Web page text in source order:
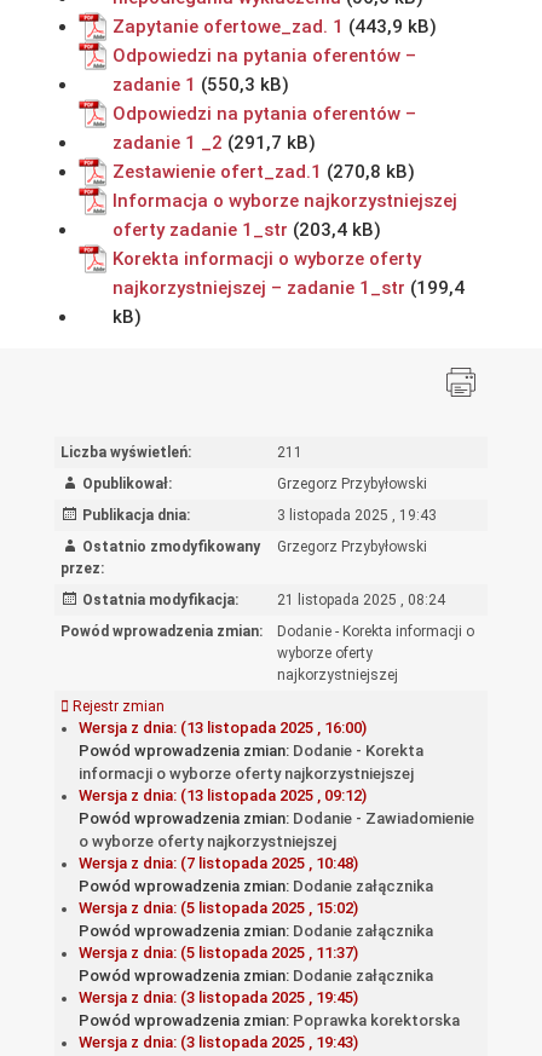
Zapytanie ofertowe_zad. 1
Odpowiedzi na pytania oferentów –
zadanie 1
Odpowiedzi na pytania oferentów –
zadanie 1 _2
Zestawienie ofert_zad.1
Informacja o wyborze najkorzystniejszej
oferty zadanie 1_str
Korekta informacji o wyborze oferty
najkorzystniejszej – zadanie 1_str
Liczba wyświetleń:
211
Opublikował:
Grzegorz Przybyłowski
Publikacja dnia:
3 listopada 2025 , 19:43
Ostatnio zmodyfikowany
przez:
Grzegorz Przybyłowski
Ostatnia modyfikacja:
21 listopada 2025 , 08:24
Powód wprowadzenia zmian:
Dodanie - Korekta informacji o
wyborze oferty
najkorzystniejszej
Rejestr zmian
Wersja z dnia: (13 listopada 2025 , 16:00)
Powód wprowadzenia zmian: Dodanie - Korekta
informacji o wyborze oferty najkorzystniejszej
Wersja z dnia: (13 listopada 2025 , 09:12)
Powód wprowadzenia zmian: Dodanie - Zawiadomienie
o wyborze oferty najkorzystniejszej
Wersja z dnia: (7 listopada 2025 , 10:48)
Powód wprowadzenia zmian: Dodanie załącznika
Wersja z dnia: (5 listopada 2025 , 15:02)
Powód wprowadzenia zmian: Dodanie załącznika
Wersja z dnia: (5 listopada 2025 , 11:37)
Powód wprowadzenia zmian: Dodanie załącznika
Wersja z dnia: (3 listopada 2025 , 19:45)
Powód wprowadzenia zmian: Poprawka korektorska
Wersja z dnia: (3 listopada 2025 , 19:43)